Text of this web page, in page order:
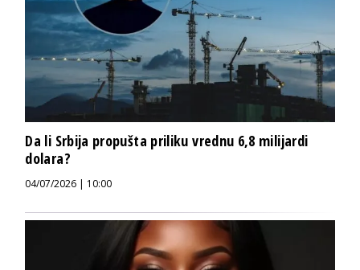
Da li Srbija propušta priliku vrednu 6,8 milijardi
dolara?
04/07/2026 | 10:00